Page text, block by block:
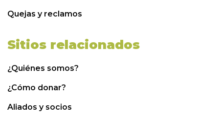
Quejas y reclamos
Sitios relacionados
¿Quiénes somos?
¿Cómo donar?
Aliados y socios